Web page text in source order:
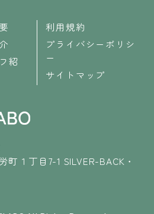
紹
利用規約
プライバシーポリシ
ー
サイトマップ
１丁目7-1 SILVER-BACK・